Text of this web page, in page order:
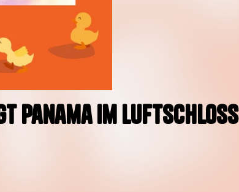
Panama im Luftschloss